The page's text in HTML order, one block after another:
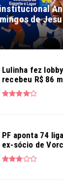
de
Lulinha fez
recebeu R$ 86
PF aponta 74
ex-sócio de